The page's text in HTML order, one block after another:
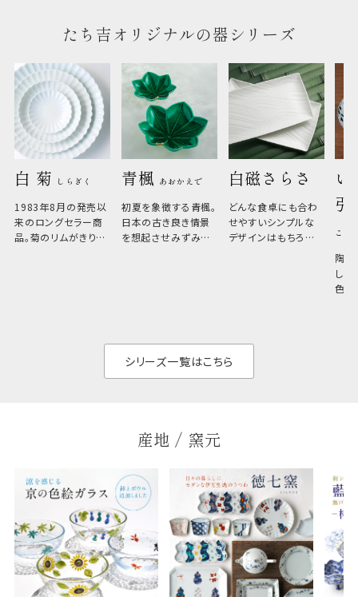
のしについてはこちらをご覧ください
たち吉オリジナルの器シリーズ
白 菊 しらぎく
1983年8月の発売以
来のロングセラー商
品。菊のリムがきりっ
青楓 あおかえで
初夏を象徴する青楓。
日本の古き良き情景
を想起させみずみず
白磁さらさ
どんな食卓にも合わ
せやすいシンプルな
デザインはもちろん、
い
こひ
陶器
しい
色の
シリーズ一覧はこちら
産地 / 窯元